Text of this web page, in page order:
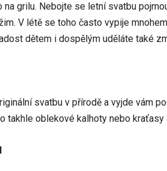
na grilu. Nebojte se letní svatbu
V létě se toho často vypije
dětem i dospělým uděláte také
svatbu v přírodě a vyjde vám
takhle oblekové kalhoty nebo